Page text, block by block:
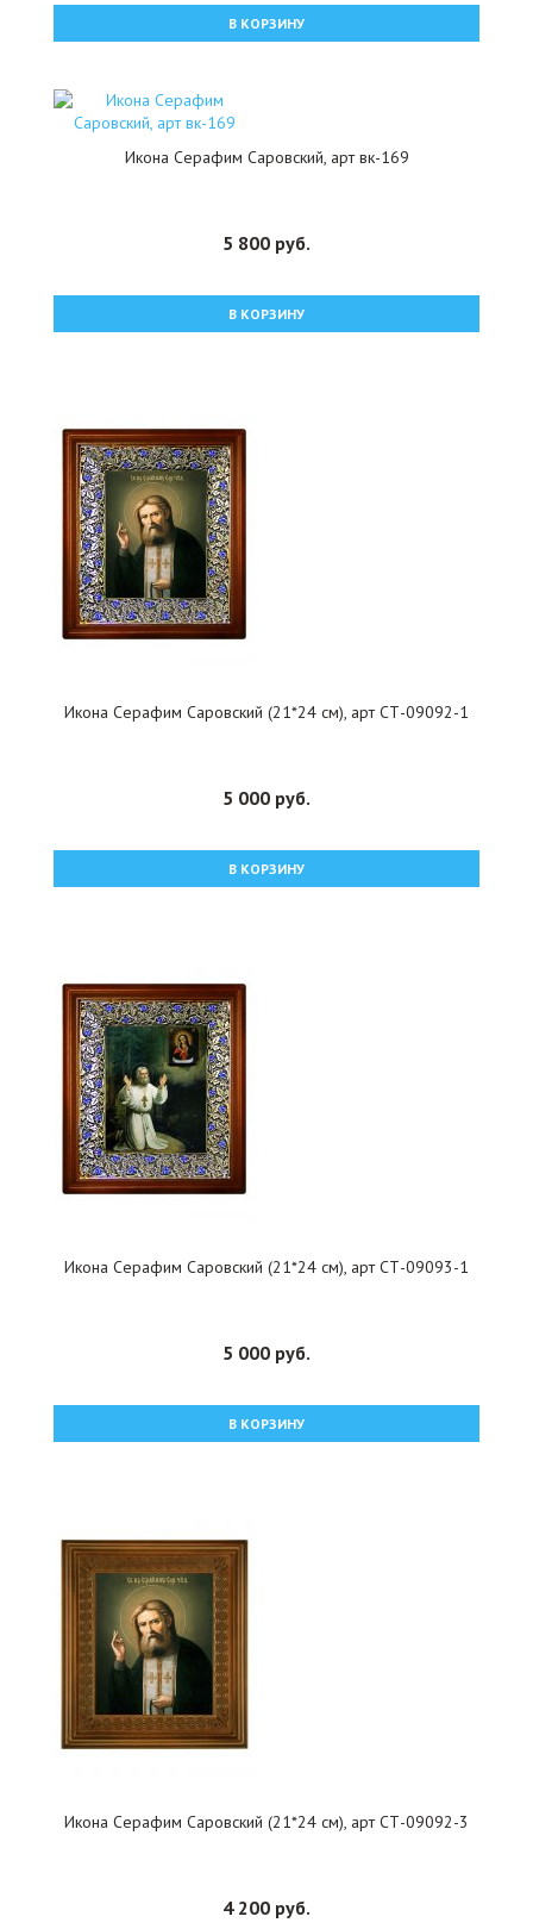
В КОРЗИНУ
Икона Серафим Саровский, арт вк-169
5 800 руб.
В КОРЗИНУ
Икона Серафим Саровский (21*24 см), арт СТ-09092-1
5 000 руб.
В КОРЗИНУ
Икона Серафим Саровский (21*24 см), арт СТ-09093-1
5 000 руб.
В КОРЗИНУ
Икона Серафим Саровский (21*24 см), арт СТ-09092-3
4 200 руб.